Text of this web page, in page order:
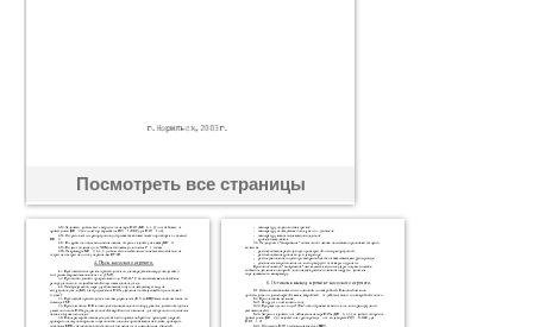
Посмотреть все страницы